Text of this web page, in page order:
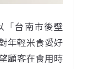
「台南市後壁
年輕米食愛好
顧客在食用時